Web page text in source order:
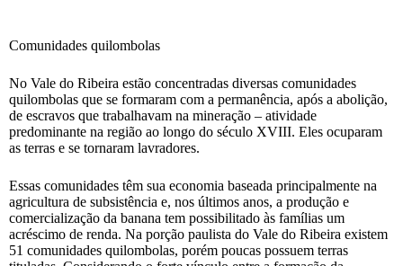
Comunidades quilombolas
No Vale do Ribeira estão concentradas diversas comunidades
quilombolas que se formaram com a permanência, após a abolição,
de escravos que trabalhavam na mineração – atividade
predominante na região ao longo do século XVIII. Eles ocuparam
as terras e se tornaram lavradores.
Essas comunidades têm sua economia baseada principalmente na
agricultura de subsistência e, nos últimos anos, a produção e
comercialização da banana tem possibilitado às famílias um
acréscimo de renda. Na porção paulista do Vale do Ribeira existem
51 comunidades quilombolas, porém poucas possuem terras